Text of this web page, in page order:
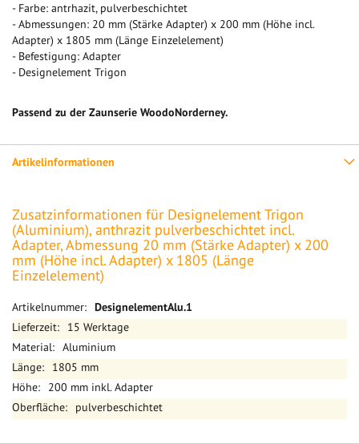
- Farbe: antrhazit, pulverbeschichtet
- Abmessungen: 20 mm (Stärke Adapter) x 200 mm (Höhe incl.
Adapter) x 1805 mm (Länge Einzelelement)
- Befestigung: Adapter
- Designelement Trigon
Passend zu der Zaunserie WoodoNorderney.
Artikelinformationen
Zusatzinformationen für Designelement Trigon
(Aluminium), anthrazit pulverbeschichtet incl.
Adapter, Abmessung 20 mm (Stärke Adapter) x 200
mm (Höhe incl. Adapter) x 1805 (Länge
Einzelelement)
Mehr
Informationen
DesignelementAlu.1
15 Werktage
Aluminium
1805 mm
200 mm inkl. Adapter
pulverbeschichtet